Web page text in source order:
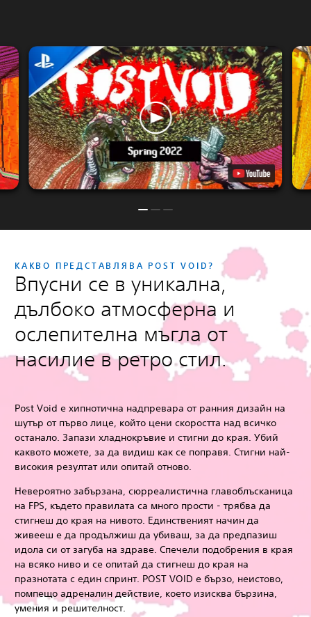
КАКВО ПРЕДСТАВЛЯВА POST VOID?
Впусни се в уникална,
дълбоко атмосферна и
ослепителна мъгла от
насилие в ретро стил.
Post Void е хипнотична надпревара от ранния дизайн на
шутър от първо лице, който цени скоростта над всичко
останало. Запази хладнокръвие и стигни до края. Убий
каквото можете, за да видиш как се поправя. Стигни най-
високия резултат или опитай отново.
Невероятно забързана, сюрреалистична главоблъсканица
на FPS, където правилата са много прости - трябва да
стигнеш до края на нивото. Единственият начин да
живееш е да продължиш да убиваш, за да предпазиш
идола си от загуба на здраве. Спечели подобрения в края
на всяко ниво и се опитай да стигнеш до края на
празнотата с един спринт. POST VOID е бързо, неистово,
помпещо адреналин действие, което изисква бързина,
умения и решителност.